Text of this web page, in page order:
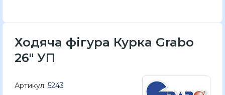
Ходяча фігура Курка Grabo
26" УП
Артикул: 5243